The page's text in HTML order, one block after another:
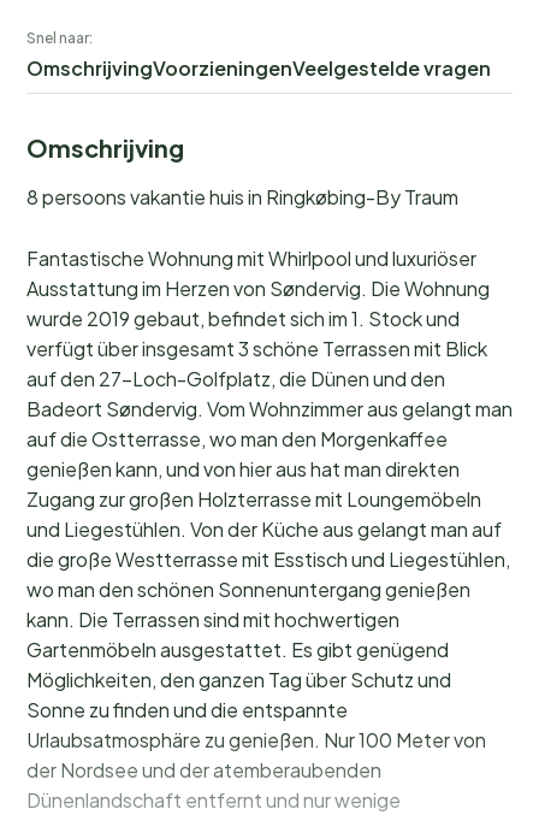
Snel naar:
OmschrijvingVoorzieningenVeelgestelde vragen
Omschrijving
8 persoons vakantie huis in Ringkøbing-By Traum
Fantastische Wohnung mit Whirlpool und luxuriöser
Ausstattung im Herzen von Søndervig. Die Wohnung
wurde 2019 gebaut, befindet sich im 1. Stock und
verfügt über insgesamt 3 schöne Terrassen mit Blick
auf den 27-Loch-Golfplatz, die Dünen und den
Badeort Søndervig. Vom Wohnzimmer aus gelangt man
auf die Ostterrasse, wo man den Morgenkaffee
genießen kann, und von hier aus hat man direkten
Zugang zur großen Holzterrasse mit Loungemöbeln
und Liegestühlen. Von der Küche aus gelangt man auf
die große Westterrasse mit Esstisch und Liegestühlen,
wo man den schönen Sonnenuntergang genießen
kann. Die Terrassen sind mit hochwertigen
Gartenmöbeln ausgestattet. Es gibt genügend
Möglichkeiten, den ganzen Tag über Schutz und
Sonne zu finden und die entspannte
Urlaubsatmosphäre zu genießen. Nur 100 Meter von
der Nordsee und der atemberaubenden
Dünenlandschaft entfernt und nur wenige